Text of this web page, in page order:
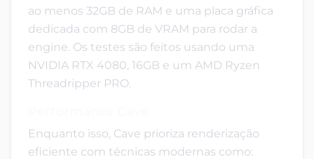
ao menos 32GB de RAM e uma placa gráfica
dedicada com 8GB de VRAM para rodar a
engine. Os testes são feitos usando uma
NVIDIA RTX 4080, 16GB e um AMD Ryzen
Threadripper PRO.
Enquanto isso, Cave prioriza renderização
eficiente com técnicas modernas como: